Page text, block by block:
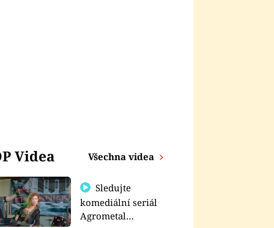
Videa Všechna videa
Sledujte
komediální seriál
Agrometal